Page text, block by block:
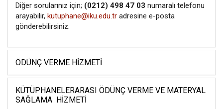
Diğer sorularınız için; (0212) 498 47 03 numaralı telefonu
arayabilir, kutuphane@iku.edu.tr adresine e-posta
gönderebilirsiniz.
ÖDÜNÇ VERME HIZMETI
KÜTÜPHANELERARASI ÖDÜNÇ VERME VE MATERYAL
SAĞLAMA HIZMETI